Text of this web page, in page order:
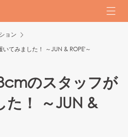
ョン
てみました！ ～JUN & ROPE'～
のスタッフが
た！ ～JUN &